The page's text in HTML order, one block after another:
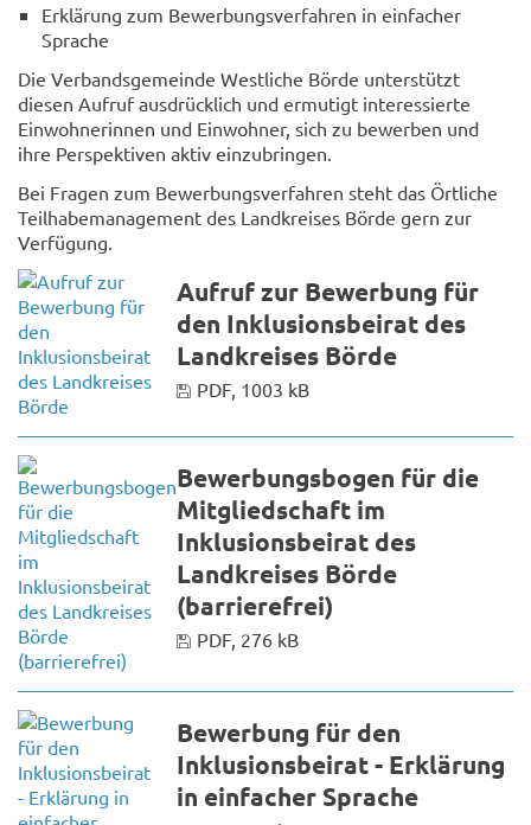
Erklärung zum Bewerbungsverfahren in einfacher
Sprache
Die Verbandsgemeinde Westliche Börde unterstützt
diesen Aufruf ausdrücklich und ermutigt interessierte
Einwohnerinnen und Einwohner, sich zu bewerben und
ihre Perspektiven aktiv einzubringen.
Bei Fragen zum Bewerbungsverfahren steht das Örtliche
Teilhabemanagement des Landkreises Börde gern zur
Verfügung.
Aufruf zur Bewerbung für
den Inklusionsbeirat des
Landkreises Börde
PDF, 1003 kB
Bewerbungsbogen für die
Mitgliedschaft im
Inklusionsbeirat des
Landkreises Börde
(barrierefrei)
PDF, 276 kB
Bewerbung für den
Inklusionsbeirat - Erklärung
in einfacher Sprache